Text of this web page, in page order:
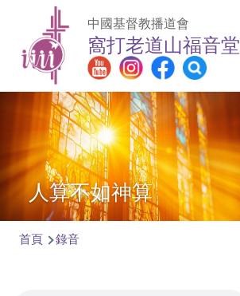
移至主內容
中國基督教播道會
窩打老道山福音堂
Main
navigation
人算不如神算
首頁 錄音